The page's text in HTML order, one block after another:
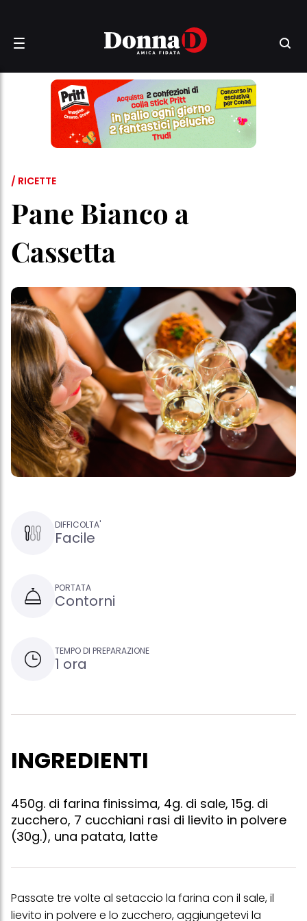
/ RICETTE
Pane Bianco a
Cassetta
DIFFICOLTA'
Facile
PORTATA
Contorni
TEMPO DI PREPARAZIONE
1 ora
INGREDIENTI
450g. di farina finissima, 4g. di sale, 15g. di
zucchero, 7 cucchiani rasi di lievito in polvere
(30g.), una patata, latte
Passate tre volte al setaccio la farina con il sale, il
lievito in polvere e lo zucchero, aggiungetevi la